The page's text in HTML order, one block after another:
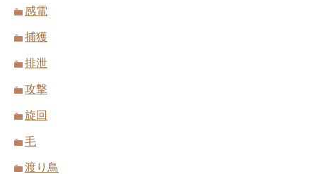
感電
捕獲
排泄
攻撃
旋回
毛
渡り鳥